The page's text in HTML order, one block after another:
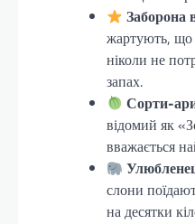
Заборона
жартують, що
ніколи не
запах.
Сорти-
відомий як
вважається
слони
на десятки